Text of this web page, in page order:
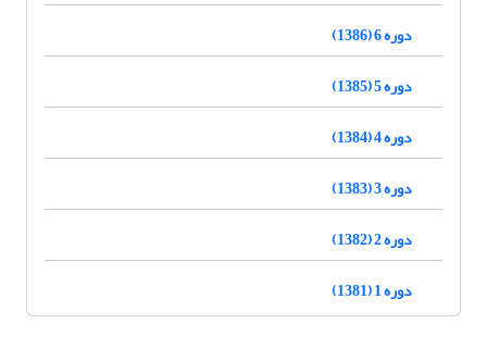
دوره 6 (1386)
دوره 5 (1385)
دوره 4 (1384)
دوره 3 (1383)
دوره 2 (1382)
دوره 1 (1381)